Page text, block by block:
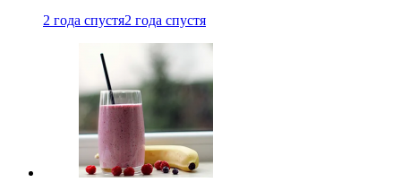
2 года спустя2 года спустя